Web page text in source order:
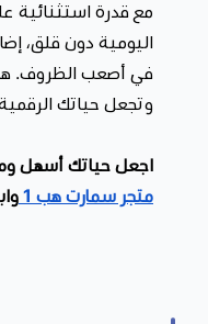
مع قدرة استثنائية
اليومية دون قلق،
في أصعب الظروف.
وتجعل حياتك
اجعل حياتك أسهل
متجر سمارت هب 1